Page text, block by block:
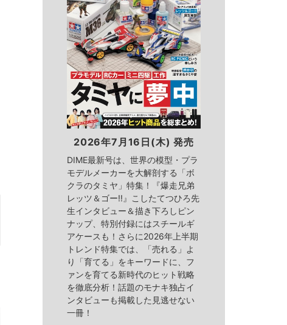
2026年7月16日(木) 発売
DIME最新号は、世界の模型・プラ
モデルメーカーを大解剖する「ボ
クラのタミヤ」特集！『爆走兄弟
レッツ＆ゴー!!』こしたてつひろ先
生インタビュー＆描き下ろしピン
ナップ、特別付録にはスチールギ
アケースも！さらに2026年上半期
トレンド特集では、「売れる」よ
り「育てる」をキーワードに、フ
ァンを育てる新時代のヒット戦略
を徹底分析！話題のモナキ独占イ
ンタビューも掲載した見逃せない
一冊！